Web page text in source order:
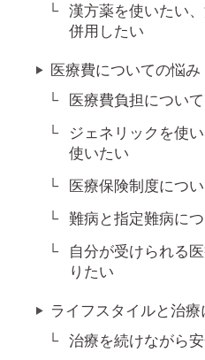
漢方薬を使いたい
併用したい
医療費についての悩み
医療費負担について
ジェネリックを使
使いたい
医療保険制度につ
難病と指定難病に
自分が受けられる
りたい
ライフスタイルと治
治療を続けながら